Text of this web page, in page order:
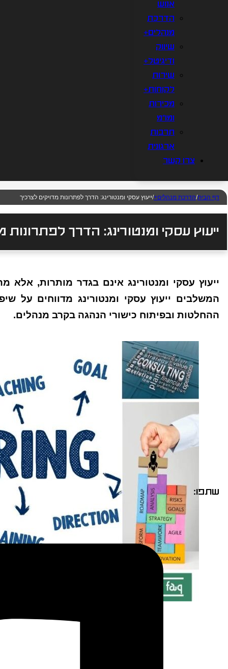
אנוש
הדרכת
מנהלים+
שיווק
ודיגיטל+
שירות
לקוחות+
מכירות
ומו"מ
תרבות
ארגונית
צרו קשר
דף הבית/הדרכת מנהלים+/ייעוץ עסקי ומנטורינג: הדרך לפתרונות מדויקים לצרכיך
ייעוץ עסקי ומנטורינג: הדרך לפתרונות
ייעוץ עסקי ומנטורינג אינם בגדר מותרות,
ההחלטות ובפיתוח כישורי הנהגה בקרב מנהלים.
שתפו: